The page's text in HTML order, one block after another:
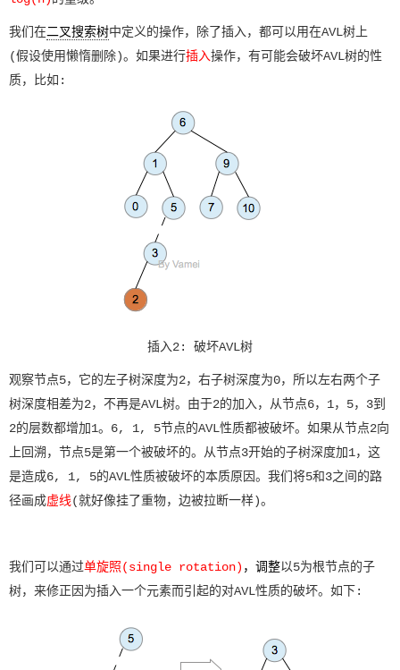
我们在二叉搜索树中定义的操作，除了插入，都可以用在AVL树上
(假设使用懒惰删除)。如果进行插入操作，有可能会破坏AVL树的性
质，比如:
插入2: 破坏AVL树
观察节点5，它的左子树深度为2，右子树深度为0，所以左右两个子
树深度相差为2，不再是AVL树。由于2的加入，从节点6，1，5，3到
2的层数都增加1。6, 1, 5节点的AVL性质都被破坏。如果从节点2向
上回溯，节点5是第一个被破坏的。从节点3开始的子树深度加1，这
是造成6, 1, 5的AVL性质被破坏的本质原因。我们将5和3之间的路
径画成虚线(就好像挂了重物，边被拉断一样)。
我们可以通过单旋照(single rotation) ，调整以5为根节点的子
树，来修正因为插入一个元素而引起的对AVL性质的破坏。如下: